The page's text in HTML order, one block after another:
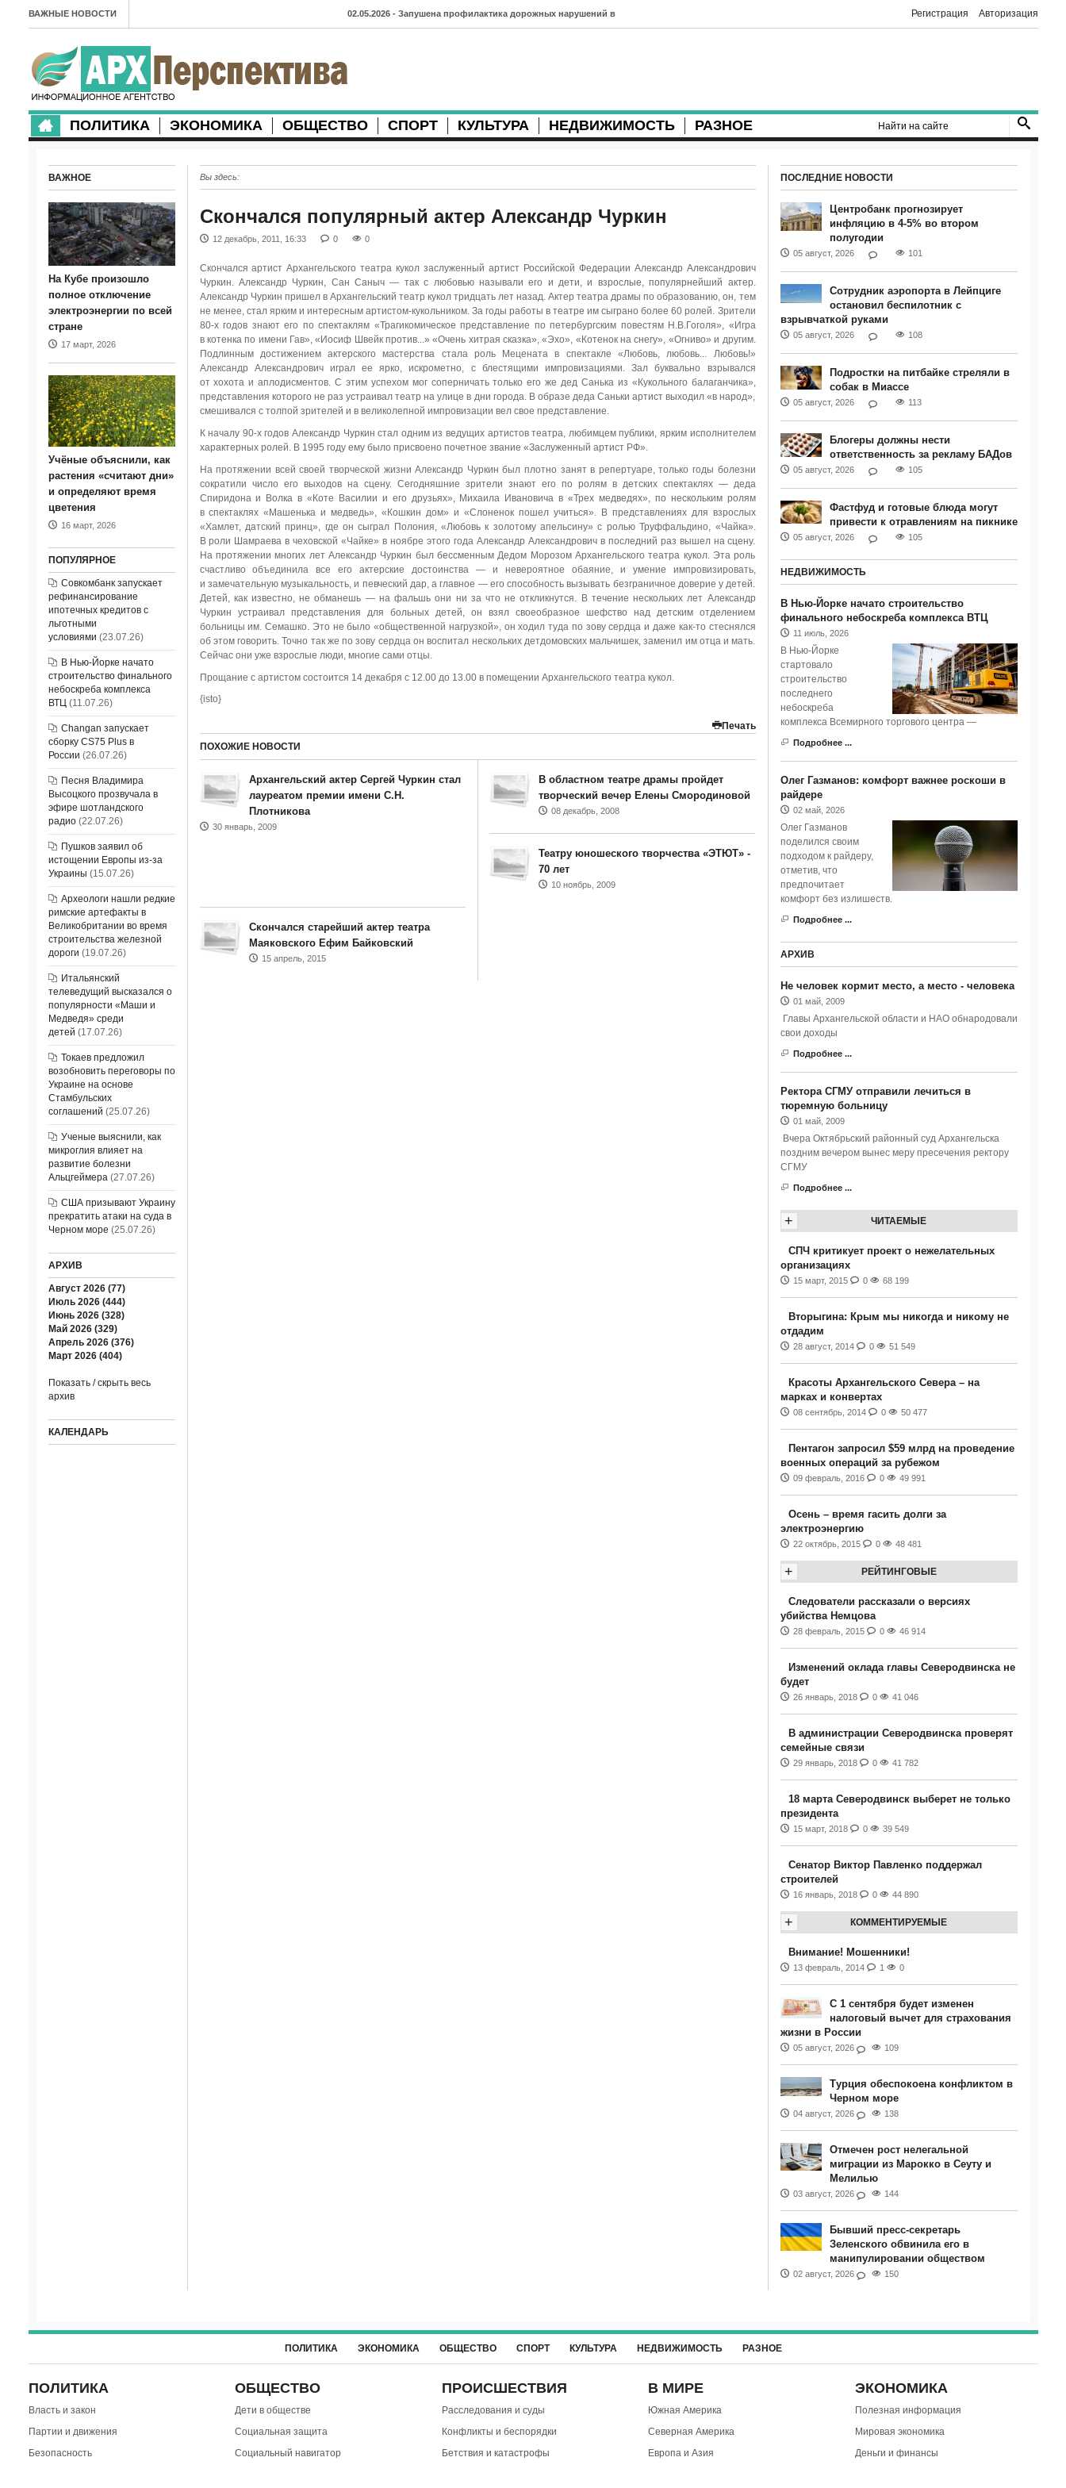
ВАЖНЫЕ НОВОСТИ 02.05.2026 - Запушена профилактика дорожных нарушений в
27.04.2026 - Губернатор Архангельской области контролирует
23.04.2026 - Детский экологический форум усилит
продолжают затруднять движение
21.04.2026 - Выгуливание собак: правила и штрафы в России
20.04.2026 - Итоги хоккейного сезона в Архангельске: яркие
матчи и новые победы
18.04.2026 - Мобильные комплексы фотофиксации Vitronic
появились в Монтгомери
Регистрация Авторизация
ПОЛИТИКА ЭКОНОМИКА ОБЩЕСТВО СПОРТ КУЛЬТУРА НЕДВИЖИМОСТЬ РАЗНОЕ
Вы здесь:
Скончался популярный актер Александр Чуркин
12 декабрь, 2011, 16:33 0 0
Скончался артист Архангельского театра кукол заслуженный артист Российской Федерации Александр Александрович
Чуркин. Александр Чуркин, Сан Саныч — так с любовью называли его и дети, и взрослые, популярнейший актер.
Александр Чуркин пришел в Архангельский театр кукол тридцать лет назад. Актер театра драмы по образованию, он, тем
не менее, стал ярким и интересным артистом-кукольником. За годы работы в театре им сыграно более 60 ролей. Зрители
80-х годов знают его по спектаклям «Трагикомическое представление по петербургским повестям Н.В.Гоголя», «Игра
в котенка по имени Гав», «Иосиф Швейк против...» «Очень хитрая сказка», «Эхо», «Котенок на снегу», «Огниво» и другим.
Подлинным достижением актерского мастерства стала роль Мецената в спектакле «Любовь, любовь... Любовь!»
Александр Александрович играл ее ярко, искрометно, с блестящими импровизациями. Зал буквально взрывался
от хохота и аплодисментов. С этим успехом мог соперничать только его же дед Санька из «Кукольного балаганчика»,
представления которого не раз устраивал театр на улице в дни города. В образе деда Саньки артист выходил «в народ»,
смешивался с толпой зрителей и в великолепной импровизации вел свое представление.
К началу 90-х годов Александр Чуркин стал одним из ведущих артистов театра, любимцем публики, ярким исполнителем
характерных ролей. В 1995 году ему было присвоено почетное звание «Заслуженный артист РФ».
На протяжении всей своей творческой жизни Александр Чуркин был плотно занят в репертуаре, только годы болезни
сократили число его выходов на сцену. Сегодняшние зрители знают его по ролям в детских спектаклях — деда
Спиридона и Волка в «Коте Василии и его друзьях», Михаила Ивановича в «Трех медведях», по нескольким ролям
в спектаклях «Машенька и медведь», «Кошкин дом» и «Слоненок пошел учиться». В представлениях для взрослых
«Хамлет, датский принц», где он сыграл Полония, «Любовь к золотому апельсину» с ролью Труффальдино, «Чайка».
В роли Шамраева в чеховской «Чайке» в ноябре этого года Александр Александрович в последний раз вышел на сцену.
На протяжении многих лет Александр Чуркин был бессменным Дедом Морозом Архангельского театра кукол. Эта роль
счастливо объединила все его актерские достоинства — и невероятное обаяние, и умение импровизировать,
и замечательную музыкальность, и певческий дар, а главное — его способность вызывать безграничное доверие у детей.
Детей, как известно, не обманешь — на фальшь они ни за что не откликнутся. В течение нескольких лет Александр
Чуркин устраивал представления для больных детей, он взял своеобразное шефство над детским отделением
больницы им. Семашко. Это не было «общественной нагрузкой», он ходил туда по зову сердца и даже как-то стеснялся
об этом говорить. Точно так же по зову сердца он воспитал нескольких детдомовских мальчишек, заменил им отца и мать.
Сейчас они уже взрослые люди, многие сами отцы.
Прощание с артистом состоится 14 декабря с 12.00 до 13.00 в помещении Архангельского театра кукол.
{isto}
Печать
ПОХОЖИЕ НОВОСТИ
Архангельский актер Сергей Чуркин стал
лауреатом премии имени С.Н.
Плотникова
30 январь, 2009
В областном театре драмы пройдет
творческий вечер Елены Смородиновой
08 декабрь, 2008
Театру юношеского творчества «ЭТЮТ» -
70 лет
10 ноябрь, 2009
Скончался старейший актер театра
Маяковского Ефим Байковский
15 апрель, 2015
ПОСЛЕДНИЕ НОВОСТИ
Центробанк прогнозирует
инфляцию в 4-5% во втором
полугодии
05 август, 2026 101
Сотрудник аэропорта в Лейпциге
остановил беспилотник с
взрывчаткой руками
05 август, 2026 108
Подростки на питбайке стреляли в
собак в Миассе
05 август, 2026 113
Блогеры должны нести
ответственность за рекламу БАДов
05 август, 2026 105
Фастфуд и готовые блюда могут
привести к отравлениям на пикнике
05 август, 2026 105
НЕДВИЖИМОСТЬ
В Нью-Йорке начато строительство
финального небоскреба комплекса ВТЦ
11 июль, 2026
В Нью-Йорке
стартовало
строительство
последнего
небоскреба
комплекса Всемирного торгового центра —
Подробнее ...
Олег Газманов: комфорт важнее роскоши в
райдере
02 май, 2026
Олег Газманов
поделился своим
подходом к райдеру,
отметив, что
предпочитает
комфорт без излишеств.
Подробнее ...
АРХИВ
Не человек кормит место, а место - человека
01 май, 2009
Главы Архангельской области и НАО обнародовали
свои доходы
Подробнее ...
Ректора СГМУ отправили лечиться в
тюремную больницу
01 май, 2009
Вчера Октябрьский районный суд Архангельска
поздним вечером вынес меру пресечения ректору
СГМУ
Подробнее ...
ЧИТАЕМЫЕ
+
СПЧ критикует проект о нежелательных
организациях
15 март, 2015 0 68 199
Вторыгина: Крым мы никогда и никому не
отдадим
28 август, 2014 0 51 549
Красоты Архангельского Севера – на
марках и конвертах
08 сентябрь, 2014 0 50 477
Пентагон запросил $59 млрд на проведение
военных операций за рубежом
09 февраль, 2016 0 49 991
Осень – время гасить долги за
электроэнергию
22 октябрь, 2015 0 48 481
РЕЙТИНГОВЫЕ
+
Следователи рассказали о версиях
убийства Немцова
28 февраль, 2015 0 46 914
Изменений оклада главы Северодвинска не
будет
26 январь, 2018 0 41 046
В администрации Северодвинска проверят
семейные связи
29 январь, 2018 0 41 782
18 марта Северодвинск выберет не только
президента
15 март, 2018 0 39 549
Сенатор Виктор Павленко поддержал
строителей
16 январь, 2018 0 44 890
КОММЕНТИРУЕМЫЕ
+
Внимание! Мошенники!
13 февраль, 2014 1 0
С 1 сентября будет изменен
налоговый вычет для страхования
жизни в России
05 август, 2026 109
Турция обеспокоена конфликтом в
Черном море
04 август, 2026 138
Отмечен рост нелегальной
миграции из Марокко в Сеуту и
Мелилью
03 август, 2026 144
Бывший пресс-секретарь
Зеленского обвинила его в
манипулировании обществом
02 август, 2026 150
ВАЖНОЕ
На Кубе произошло
полное отключение
электроэнергии по всей
стране
17 март, 2026
Учёные объяснили, как
растения «считают дни»
и определяют время
цветения
16 март, 2026
ПОПУЛЯРНОЕ
Совкомбанк запускает
рефинансирование
ипотечных кредитов с
льготными
условиями (23.07.26)
В Нью-Йорке начато
строительство финального
небоскреба комплекса
ВТЦ(11.07.26)
Changan запускает
сборку CS75 Plus в
России (26.07.26)
Песня Владимира
Высоцкого прозвучала в
эфире шотландского
радио(22.07.26)
Пушков заявил об
истощении Европы из-за
Украины (15.07.26)
Археологи нашли редкие
римские артефакты в
Великобритании во время
строительства железной
дороги (19.07.26)
Итальянский
телеведущий высказался о
популярности «Маши и
Медведя» среди
детей (17.07.26)
Токаев предложил
возобновить переговоры по
Украине на основе
Стамбульских
соглашений (25.07.26)
Ученые выяснили, как
микроглия влияет на
развитие болезни
Альцгеймера(27.07.26)
США призывают Украину
прекратить атаки на суда в
Черном море (25.07.26)
АРХИВ
Август 2026 (77)
Июль 2026 (444)
Июнь 2026 (328)
Май 2026 (329)
Апрель 2026 (376)
Март 2026 (404)
Показать / скрыть весь
архив
КАЛЕНДАРЬ
ПОЛИТИКА ЭКОНОМИКА ОБЩЕСТВО СПОРТ КУЛЬТУРА НЕДВИЖИМОСТЬ РАЗНОЕ
ПОЛИТИКА
Власть и закон
Партии и движения
Безопасность
ОБЩЕСТВО
Дети в обществе
Социальная защита
Социальный навигатор
ПРОИСШЕСТВИЯ
Расследования и суды
Конфликты и беспорядки
Бетствия и катастрофы
В МИРЕ
Южная Америка
Северная Америка
Европа и Азия
ЭКОНОМИКА
Полезная информация
Мировая экономика
Деньги и финансы